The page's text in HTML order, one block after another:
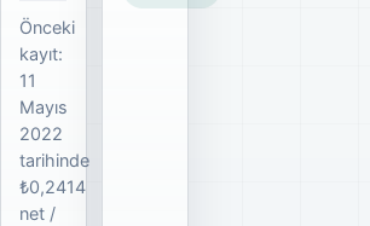
Önceki
kayıt:
11
Mayıs
2022
tarihinde
₺0,2414
net /